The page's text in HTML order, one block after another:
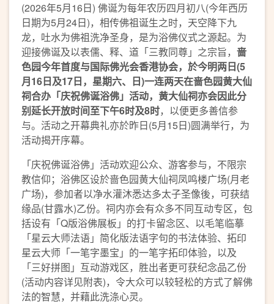
(2026年5月16日) 佛诞为每年农历四月初八(今年西历
日期为5月24日)，相传佛祖诞生之时，天空降下九
龙，吐水为佛祖洗净圣身，是为浴佛仪式之源起。为
迎接佛诞及以表儒、释、道「三教同尊」之宗旨， 啬
色园今年首度与国际佛光会香港协会，於今明两日(5
月16日及17日，星期六、日)一连两天在啬色园黄大仙
祠合办「庆祝佛诞浴佛」活动，黄大仙祠亦会因此分
别延长开放时间至下午6时及8时，以便更多善信参
与。活动之开幕典礼亦於昨日(5月15日)圆满举行，为
活动揭开序幕。
「庆祝佛诞浴佛」活动欢迎公众、游客参与，不限宗
教信仰；浴佛区设於啬色园黄大仙祠凤鸣楼广场(月老
广场)，参加者以净水灌沐悉达多太子圣像後，可获结
缘品(甘露水)乙份。祠内亦会有众多不同互动专区，包
括设有「Q版浴佛展板」的打卡留念区、以毛笔临摹
「星云大师法语」简化版法语字句的书法体验、拓印
星云大师「一笔字墨宝」的一笔字拓印体验，以及
「三好拼图」互动游戏区，胜出者更可获纪念品乙份
(活动内容详见附表)，令大众可以较轻松的方式了解佛
法的智慧，并藉此洗涤心灵。